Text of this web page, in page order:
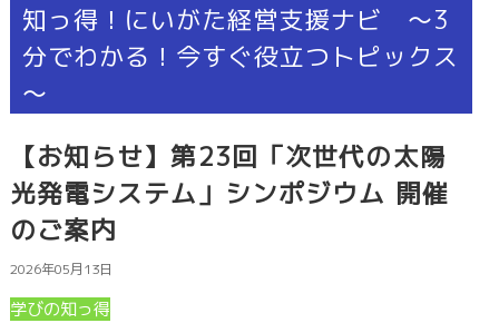
知っ得！にいがた経営支援ナビ ～3
分でわかる！今すぐ役立つトピックス
～
【お知らせ】第23回「次世代の太陽
光発電システム」シンポジウム 開催
のご案内
2026年05月13日
学びの知っ得